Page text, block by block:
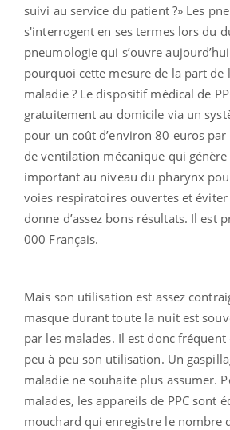
suivi au service du patient ?» Les
s'interrogent en ses termes lors du
pneumologie qui s’ouvre
pourquoi cette mesure de la part de
maladie ? Le dispositif médical de
gratuitement au domicile via un
pour un coût d’environ 80 euros par
de ventilation mécanique qui
important au niveau du pharynx
voies respiratoires ouvertes et éviter
donne d’assez bons résultats. Il est
000 Français.
Mais son utilisation est assez
masque durant toute la nuit est
par les malades. Il est donc fréquent
peu à peu son utilisation. Un
maladie ne souhaite plus assumer.
malades, les appareils de PPC sont
mouchard qui enregistre le nombre